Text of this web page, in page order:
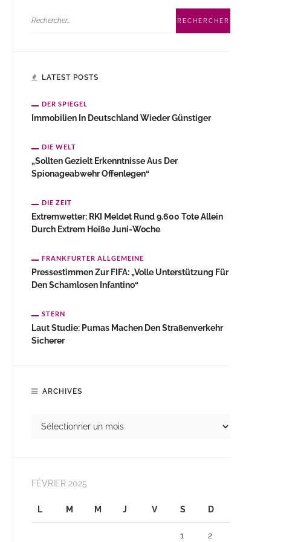
LATEST POSTS
DER SPIEGEL
Immobilien In Deutschland Wieder Günstiger
DIE WELT
„Sollten Gezielt Erkenntnisse Aus Der
Spionageabwehr Offenlegen“
DIE ZEIT
Extremwetter: RKI Meldet Rund 9.600 Tote Allein
Durch Extrem Heiße Juni-Woche
FRANKFURTER ALLGEMEINE
Pressestimmen Zur FIFA: „Volle Unterstützung Für
Den Schamlosen Infantino“
STERN
Laut Studie: Pumas Machen Den Straßenverkehr
Sicherer
ARCHIVES
FÉVRIER 2025
L M M J V S D
1 2